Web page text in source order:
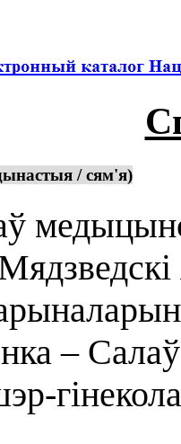
/ сям'я)
–